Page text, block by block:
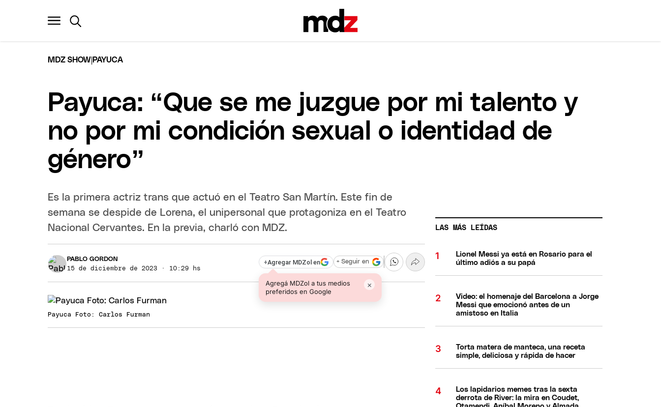
MDZ SHOW PAYUCA
Payuca: “Que se me juzgue por mi talento y
no por mi condición sexual o identidad de
género”
Es la primera actriz trans que actuó en el Teatro San Martín. Este fin de
semana se despide de Lorena, el unipersonal que protagoniza en el Teatro
Nacional Cervantes. En la previa, charló con MDZ.
PABLO GORDON
15 de diciembre de 2023 · 10:29 hs
+Agregar MDZol en
Agregá MDZol a tus medios
preferidos en Google
×
+ Seguir en
Payuca Foto: Carlos Furman
LAS MÁS LEÍDAS
Lionel Messi ya está en Rosario para el
último adiós a su papá
Video: el homenaje del Barcelona a Jorge
Messi que emocionó antes de un
amistoso en Italia
Torta matera de manteca, una receta
simple, deliciosa y rápida de hacer
Los lapidarios memes tras la sexta
derrota de River: la mira en Coudet,